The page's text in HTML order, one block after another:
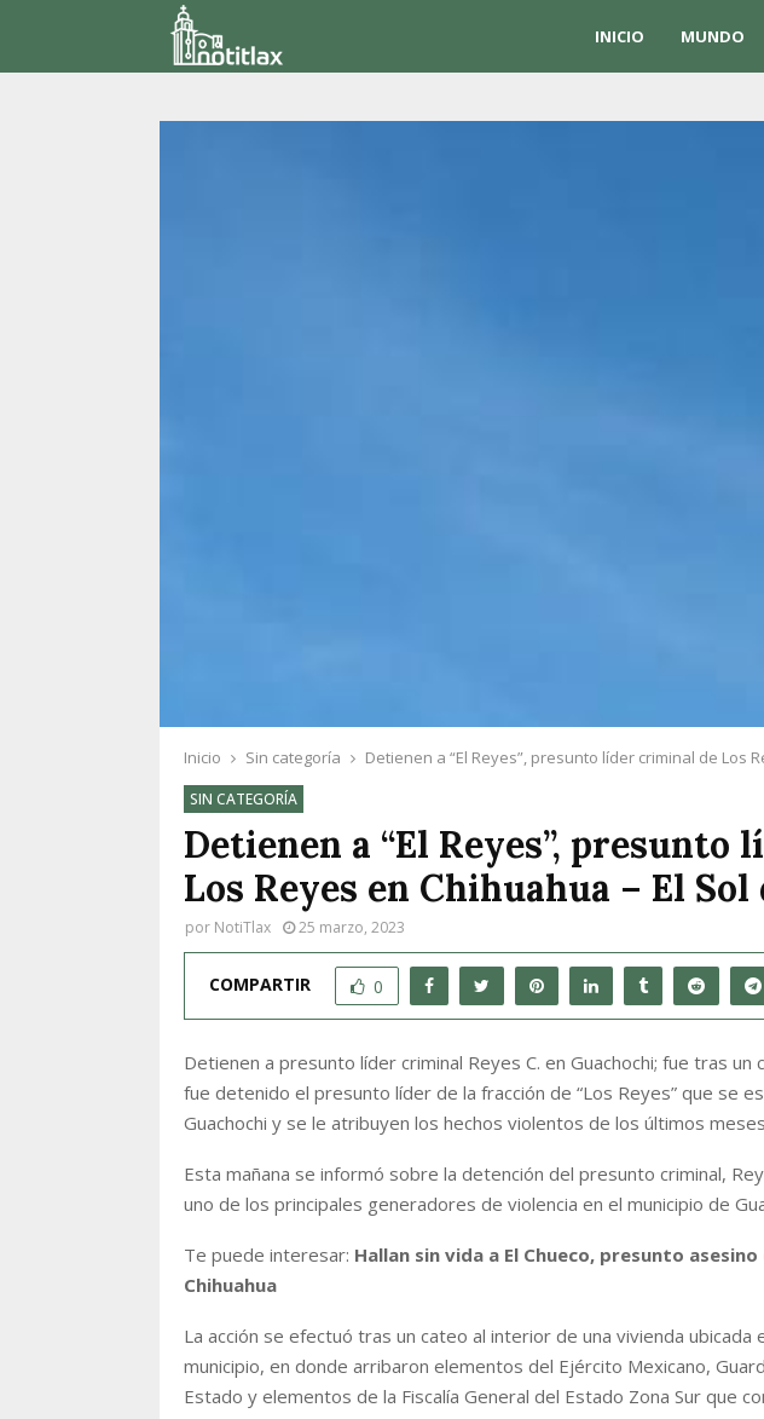
INICIO MUNDO
Inicio Sin categoría Detienen a “El Reyes”, presunto líder criminal de Los
SIN CATEGORÍA
Detienen a “El Reyes”,
Los Reyes en Chihuahua – El
por NotiTlax 25 marzo, 2023
COMPARTIR 0
Detienen a presunto líder criminal Reyes C. en Guachochi; fue tras un
fue detenido el presunto líder de la fracción de “Los Reyes” que se
Guachochi y se le atribuyen los hechos violentos de los últimos
Esta mañana se informó sobre la detención del presunto criminal,
uno de los principales generadores de violencia en el municipio de
Te puede interesar: Hallan sin vida a El Chueco, presunto
Chihuahua
La acción se efectuó tras un cateo al interior de una vivienda ubicada
municipio, en donde arribaron elementos del Ejército Mexicano,
Estado y elementos de la Fiscalía General del Estado Zona Sur que